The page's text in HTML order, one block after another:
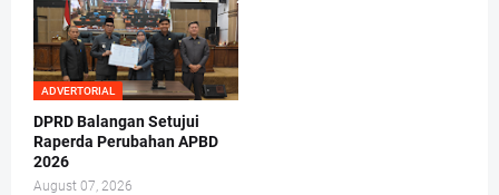
ADVERTORIAL
DPRD Balangan Setujui
Raperda Perubahan APBD
2026
August 07, 2026